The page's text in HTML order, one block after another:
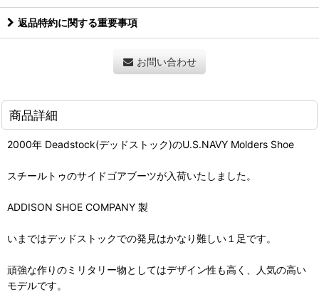
返品特約に関する重要事項
お問い合わせ
商品詳細
2000年 Deadstock(デッドストック)のU.S.NAVY Molders Shoe
スチールトゥのサイドゴアブーツが入荷いたしました。
ADDISON SHOE COMPANY 製
いまではデッドストックでの発見はかなり難しい１足です。
頑強な作りのミリタリー物としてはデザイン性も高く、人気の高い
モデルです。